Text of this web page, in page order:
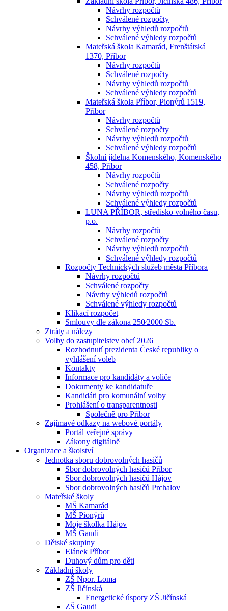
Návrhy rozpočtů
Schválené rozpočty
Návrhy výhledů rozpočtů
Schválené výhledy rozpočtů
Mateřská škola Kamarád, Frenštátská
1370, Příbor
Návrhy rozpočtů
Schválené rozpočty
Návrhy výhledů rozpočtů
Schválené výhledy rozpočtů
Mateřská škola Příbor, Pionýrů 1519,
Příbor
Návrhy rozpočtů
Schválené rozpočty
Návrhy výhledů rozpočtů
Schválené výhledy rozpočtů
Školní jídelna Komenského, Komenského
458, Příbor
Návrhy rozpočtů
Schválené rozpočty
Návrhy výhledů rozpočtů
Schválené výhledy rozpočtů
LUNA PŘÍBOR, středisko volného času,
p.o.
Návrhy rozpočtů
Schválené rozpočty
Návrhy výhledů rozpočtů
Schválené výhledy rozpočtů
Rozpočty Technických služeb města Příbora
Návrhy rozpočtů
Schválené rozpočty
Návrhy výhledů rozpočtů
Schválené výhledy rozpočtů
Klikací rozpočet
Smlouvy dle zákona 250⁄2000 Sb.
Ztráty a nálezy
Volby do zastupitelstev obcí 2026
Rozhodnutí prezidenta České republiky o
vyhlášení voleb
Kontakty
Informace pro kandidáty a voliče
Dokumenty ke kandidatuře
Kandidáti pro komunální volby
Prohlášení o transparentnosti
Společně pro Příbor
Zajímavé odkazy na webové portály
Portál veřejné správy
Zákony digitálně
Organizace a školství
Jednotka sboru dobrovolných hasičů
Sbor dobrovolných hasičů Příbor
Sbor dobrovolných hasičů Hájov
Sbor dobrovolných hasičů Prchalov
Mateřské školy
MŠ Kamarád
MŠ Pionýrů
Moje školka Hájov
MŠ Gaudi
Dětské skupiny
Elánek Příbor
Duhový dům pro děti
Základní školy
ZŠ Npor. Loma
ZŠ Jičínská
Energetické úspory ZŠ Jičínská
ZŠ Gaudi